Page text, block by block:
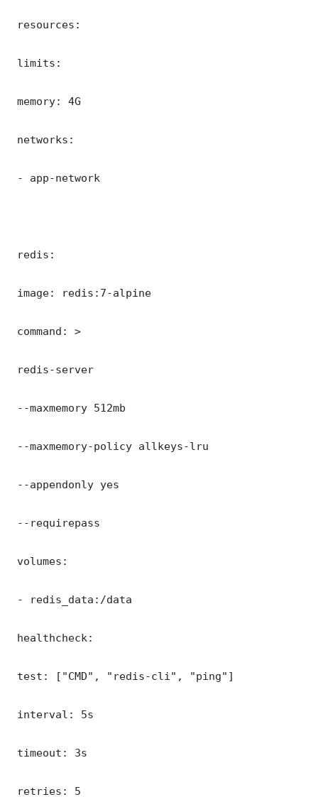
resources:
limits:
memory: 4G
networks:
- app-network
redis:
image: redis:7-alpine
command: >
redis-server
--maxmemory 512mb
--maxmemory-policy allkeys-lru
--appendonly yes
--requirepass
volumes:
- redis_data:/data
healthcheck:
test: ["CMD", "redis-cli", "ping"]
interval: 5s
timeout: 3s
retries: 5